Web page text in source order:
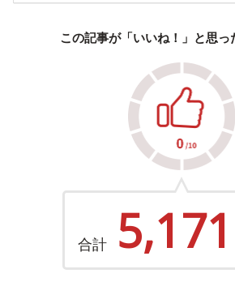
この記事が「いいね！」と思っ
合計 5,171